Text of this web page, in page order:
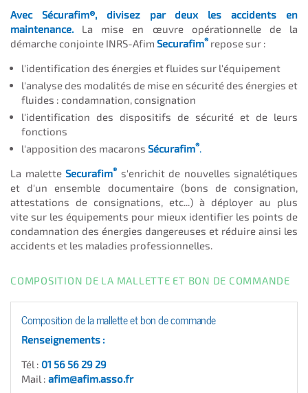
Avec Sécurafim®, divisez par deux les accidents en
maintenance.
La mise en œuvre opérationnelle de la
démarche conjointe INRS-Afim Securafim® repose sur :
l'identification des énergies et fluides sur l'équipement
l'analyse des modalités de mise en sécurité des énergies et
fluides : condamnation, consignation
l'identification des dispositifs de sécurité et de leurs
fonctions
l'apposition des macarons Sécurafim®.
La malette Securafim® s'enrichit de nouvelles signalétiques
et d'un ensemble documentaire (bons de consignation,
attestations de consignations, etc...) à déployer au plus
vite sur les équipements pour mieux identifier les points de
condamnation des énergies dangereuses et réduire ainsi les
accidents et les maladies professionnelles.
COMPOSITION DE LA MALLETTE ET BON DE COMMANDE
Composition de la mallette et bon de commande
Renseignements :
Tél : 01 56 56 29 29
Mail : afim@afim.asso.fr